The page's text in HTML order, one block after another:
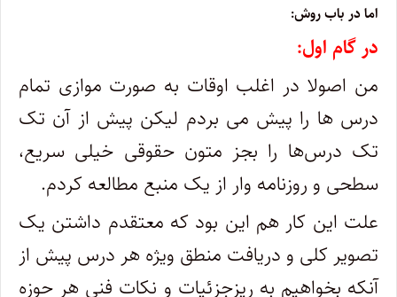
اما در باب روش:
در گام اول:
من اصولا در اغلب اوقات به صورت موازی تمام
درس ها را پیش می بردم لیکن پیش از آن تک
تک درس‌ها را بجز متون حقوقی خیلی سریع،
سطحی و روزنامه وار از یک منبع مطالعه کردم.
علت این کار هم این بود که معتقدم داشتن یک
تصویر کلی و دریافت منطق ویژه هر درس پیش از
آنکه بخواهیم به ریزجزئیات و نکات فنی هر حوزه